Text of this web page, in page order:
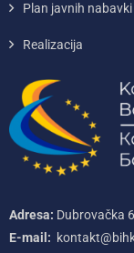
Plan javnih nabavki
Realizacija
Adresa: Dubrovačka
E-mail: